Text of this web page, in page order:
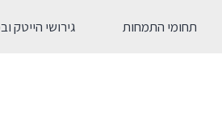
תחומי התמחות גירושי הייטק